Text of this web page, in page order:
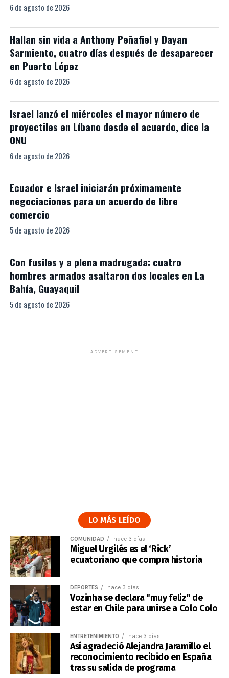
6 de agosto de 2026
Hallan sin vida a Anthony Peñafiel y Dayan
Sarmiento, cuatro días después de desaparecer
en Puerto López
6 de agosto de 2026
Israel lanzó el miércoles el mayor número de
proyectiles en Líbano desde el acuerdo, dice la
ONU
6 de agosto de 2026
Ecuador e Israel iniciarán próximamente
negociaciones para un acuerdo de libre
comercio
5 de agosto de 2026
Con fusiles y a plena madrugada: cuatro
hombres armados asaltaron dos locales en La
Bahía, Guayaquil
5 de agosto de 2026
ADVERTISEMENT
LO MÁS LEÍDO
COMUNIDAD hace 3 días
Miguel Urgilés es el ‘Rick’
ecuatoriano que compra historia
DEPORTES hace 3 días
Vozinha se declara "muy feliz" de
estar en Chile para unirse a Colo Colo
ENTRETENIMIENTO hace 3 días
Así agradeció Alejandra Jaramillo el
reconocimiento recibido en España
tras su salida de programa